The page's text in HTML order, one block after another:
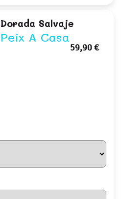
Dorada Salvaje
Peix A Casa
59,90 €